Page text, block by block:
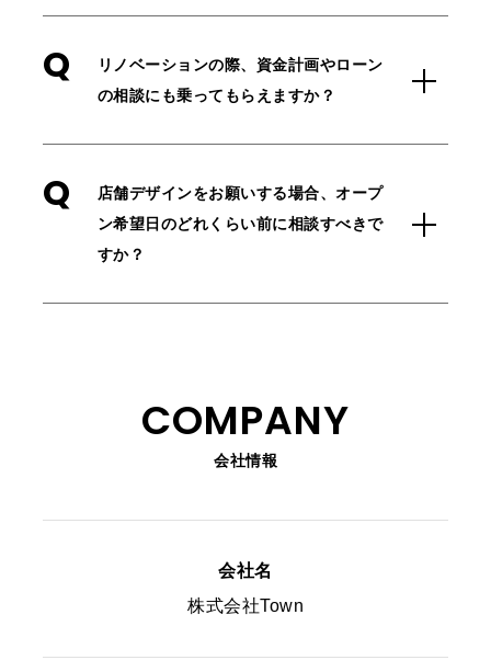
Q
リノベーションの際、資金計画やローン
の相談にも乗ってもらえますか？
Q
店舗デザインをお願いする場合、オープ
ン希望日のどれくらい前に相談すべきで
すか？
COMPANY
会社情報
会社名
株式会社Town